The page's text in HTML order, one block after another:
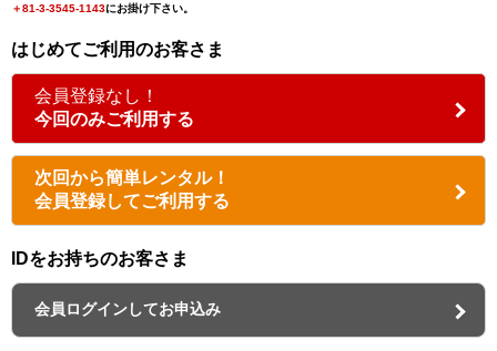
＋81-3-3545-1143にお掛け下さい。
はじめてご利用のお客さま
会員登録なし！
今回のみご利用する
次回から簡単レンタル！
会員登録してご利用する
IDをお持ちのお客さま
会員ログインしてお申込み